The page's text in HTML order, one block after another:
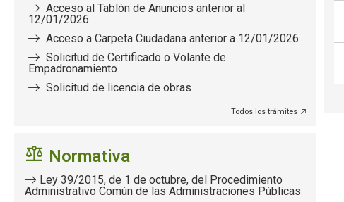
Acceso al Tablón de Anuncios anterior al
12/01/2026
Acceso a Carpeta Ciudadana anterior a 12/01/2026
Solicitud de Certificado o Volante de
Empadronamiento
Solicitud de licencia de obras
Todos los trámites
Normativa
Ley 39/2015, de 1 de octubre, del Procedimiento
Administrativo Común de las Administraciones Públicas